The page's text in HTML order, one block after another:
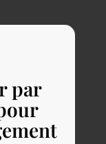
par